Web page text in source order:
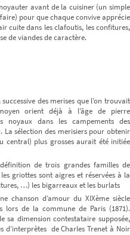
avant de la cuisiner (un simple
pour que chaque convive apprécie
cuite dans les clafoutis, les confitures,
de viandes de caractère.
des merises que l’on trouvait
orient déjà à l’âge de pierre
noyaux dans les campements des
La sélection des merisiers pour obtenir
central) plus grosses aurait été initiée
de trois grandes familles de
griottes sont aigres et réservées à la
…) les bigarreaux et les burlats
chanson d’amour du XIXème siècle
de la commune de Paris (1871).
sa dimension contestataire supposée,
d’interprètes de Charles Trenet à Noir